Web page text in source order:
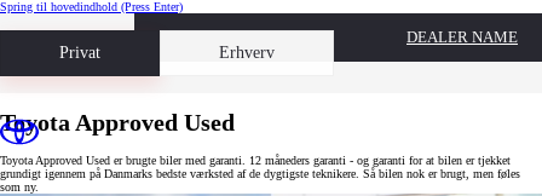
Spring til hovedindhold (Press Enter)
Privat Erhverv
Book prøvetur
DEALER NAME
Toyota Approved Used
Toyota Approved Used er brugte biler med garanti. 12 måneders garanti - og garanti for at bilen er tjekket
grundigt igennem på Danmarks bedste værksted af de dygtigste teknikere. Så bilen nok er brugt, men føles
som ny.